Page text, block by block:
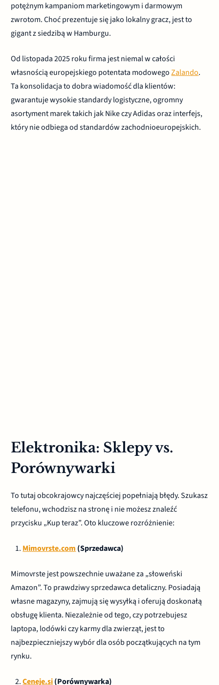
potężnym kampaniom marketingowym i darmowym
zwrotom. Choć prezentuje się jako lokalny gracz, jest to
gigant z siedzibą w Hamburgu.
Od listopada 2025 roku firma jest niemal w całości
własnością europejskiego potentata modowegoZalando.
Ta konsolidacja to dobra wiadomość dla klientów:
gwarantuje wysokie standardy logistyczne, ogromny
asortyment marek takich jak Nike czy Adidas oraz interfejs,
który nie odbiega od standardów zachodnioeuropejskich.
Elektronika: Sklepy vs.
Porównywarki
To tutaj obcokrajowcy najczęściej popełniają błędy. Szukasz
telefonu, wchodzisz na stronę i nie możesz znaleźć
przycisku „Kup teraz”. Oto kluczowe rozróżnienie:
Mimovrste.com (Sprzedawca)
Mimovrste jest powszechnie uważane za „słoweński
Amazon”. To prawdziwy sprzedawca detaliczny. Posiadają
własne magazyny, zajmują się wysyłką i oferują doskonałą
obsługę klienta. Niezależnie od tego, czy potrzebujesz
laptopa, lodówki czy karmy dla zwierząt, jest to
najbezpieczniejszy wybór dla osób początkujących na tym
rynku.
Ceneje.si(Porównywarka)